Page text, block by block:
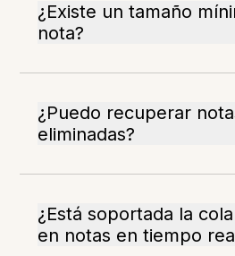
¿Existe un tamaño
nota?
¿Puedo recuperar
eliminadas?
¿Está soportada la
en notas en tiempo